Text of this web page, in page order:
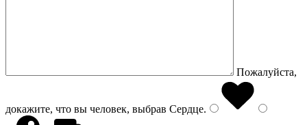
Пожалуйста,
докажите, что вы человек, выбрав Сердце.